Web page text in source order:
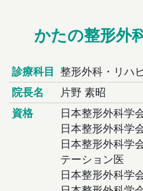
かたの整形外
診療科目
整形外科・リハ
院長名
片野 素昭
資格
日本整形外科学
日本整形外科学
日本整形外科学
テーション医
日本整形外科学